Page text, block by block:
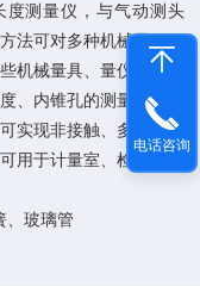
度测量仪，与气动测头
法可对多种机械零件的
机械量具、量仪难以解
、内锥孔的测量。对垂
实现非接触、多参数测
用于计量室、检查台，
、玻璃管
电话咨询